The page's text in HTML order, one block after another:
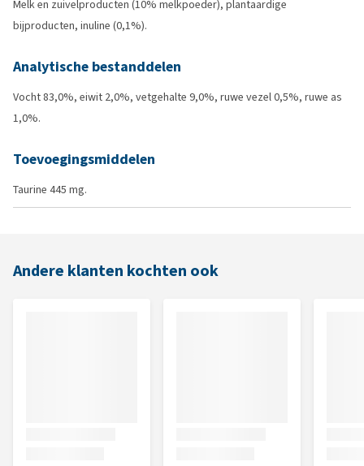
Melk en zuivelproducten (10% melkpoeder), plantaardige
bijproducten, inuline (0,1%).
Analytische bestanddelen
Vocht 83,0%, eiwit 2,0%, vetgehalte 9,0%, ruwe vezel 0,5%, ruwe as
1,0%.
Toevoegingsmiddelen
Taurine 445 mg.
Andere klanten kochten ook